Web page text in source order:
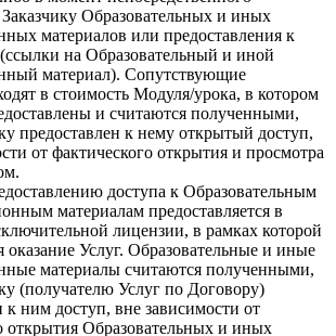
Образовательных и иных
материалов или предоставления к
на Образовательный и иной
материал). Сопутствующие
в стоимость Модуля/урока, в котором
и считаются полученными,
предоставлен к нему открытый доступ,
от фактического открытия и просмотра
доступа к Образовательным
материалам предоставляется в
лицензии, в рамках которой
оказание Услуг. Образовательные и иные
материалы считаются полученными,
(получателю Услуг по Договору)
к ним доступ, вне зависимости от
открытия Образовательных и иных